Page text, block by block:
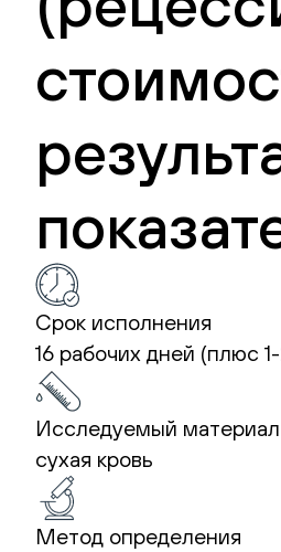
Срок исполнения
16 рабочих дней (плюс
Исследуемый материал
сухая кровь
Метод определения